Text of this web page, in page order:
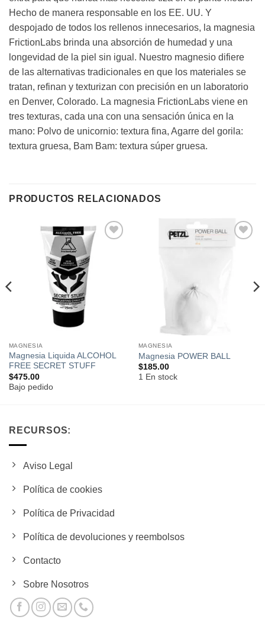
Hecho de manera responsable en los EE. UU. Y
despojado de todos los rellenos innecesarios, la magnesia
FrictionLabs brinda una absorción de humedad y una
longevidad de la piel sin igual. Nuestro magnesio difiere
de las alternativas tradicionales en que los materiales se
tratan, refinan y texturizan con precisión en un laboratorio
en Denver, Colorado. La magnesia FrictionLabs viene en
tres texturas, cada una con una sensación única en la
mano: Polvo de unicornio: textura fina, Agarre del gorila:
textura gruesa, Bam Bam: textura súper gruesa.
PRODUCTOS RELACIONADOS
MAGNESIA
Magnesia Liquida ALCOHOL
FREE SECRET STUFF
$475.00
Bajo pedido
MAGNESIA
Magnesia POWER BALL
$185.00
1 En stock
RECURSOS:
Aviso Legal
Política de cookies
Política de Privacidad
Política de devoluciones y reembolsos
Contacto
Sobre Nosotros